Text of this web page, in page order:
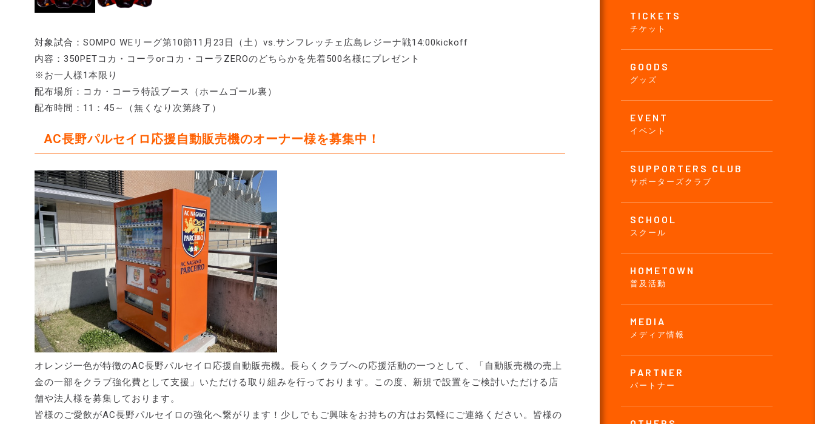
TICKETS
チケット
GOODS
グッズ
EVENT
イベント
SUPPORTERS CLUB
サポーターズクラブ
SCHOOL
スクール
HOMETOWN
普及活動
MEDIA
メディア情報
PARTNER
パートナー
対象試合：SOMPO WEリーグ第10節11月23日（土）vs.サンフレッチェ広島レジーナ戦14:00kickoff
内容：350PETコカ・コーラorコカ・コーラZEROのどちらかを先着500名様にプレゼント
※お一人様1本限り
配布場所：コカ・コーラ特設ブース（ホームゴール裏）
配布時間：11：45～（無くなり次第終了）
AC長野パルセイロ応援自動販売機のオーナー様を募集中！
オレンジ一色が特徴のAC長野パルセイロ応援自動販売機。長らくクラブへの応援活動の一つとして、「自動販売機の売上
金の一部をクラブ強化費として支援」いただける取り組みを行っております。この度、新規で設置をご検討いただける店
舗や法人様を募集しております。
皆様のご愛飲がAC長野パルセイロの強化へ繋がります！少しでもご興味をお持ちの方はお気軽にご連絡ください。皆様の